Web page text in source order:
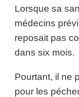
Lorsque sa
médecins
reposait pas
dans six mois.
Pourtant, il ne
pour les